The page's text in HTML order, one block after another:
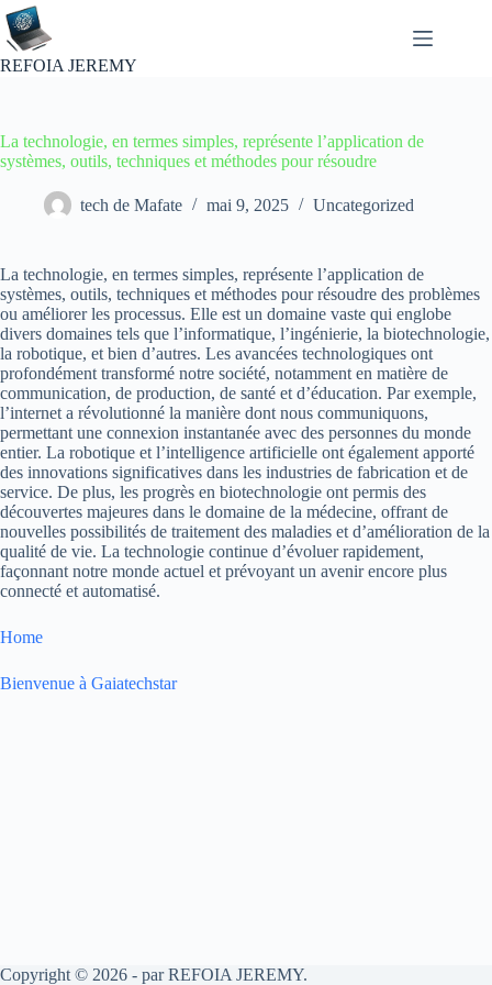
Passer
au
contenu
REFOIA JEREMY
La technologie, en termes simples, représente l’application de
systèmes, outils, techniques et méthodes pour résoudre
tech de Mafate mai 9, 2025 Uncategorized
La technologie, en termes simples, représente l’application de
systèmes, outils, techniques et méthodes pour résoudre des problèmes
ou améliorer les processus. Elle est un domaine vaste qui englobe
divers domaines tels que l’informatique, l’ingénierie, la biotechnologie,
la robotique, et bien d’autres. Les avancées technologiques ont
profondément transformé notre société, notamment en matière de
communication, de production, de santé et d’éducation. Par exemple,
l’internet a révolutionné la manière dont nous communiquons,
permettant une connexion instantanée avec des personnes du monde
entier. La robotique et l’intelligence artificielle ont également apporté
des innovations significatives dans les industries de fabrication et de
service. De plus, les progrès en biotechnologie ont permis des
découvertes majeures dans le domaine de la médecine, offrant de
nouvelles possibilités de traitement des maladies et d’amélioration de la
qualité de vie. La technologie continue d’évoluer rapidement,
façonnant notre monde actuel et prévoyant un avenir encore plus
connecté et automatisé.
Home
Bienvenue à Gaiatechstar
Copyright © 2026 - par REFOIA JEREMY.